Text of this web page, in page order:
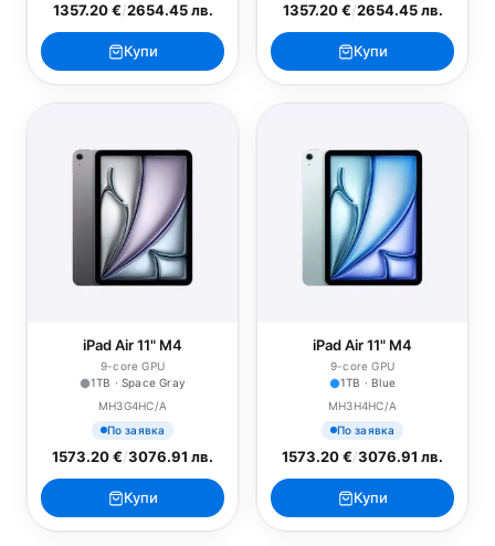
1357.20 €/2654.45 лв.
Купи
1357.20 €/2654.45 лв.
Купи
iPad Air 11" M4
9-core GPU
1TB · Space Gray
MH3G4HC/A
По заявка
1573.20 €/3076.91 лв.
Купи
iPad Air 11" M4
9-core GPU
1TB · Blue
MH3H4HC/A
По заявка
1573.20 €/3076.91 лв.
Купи